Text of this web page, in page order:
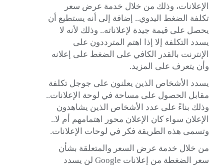
الإعلانات، وذلك من خلال خدمة عرض سعر
تكلفة الضغط اليدوي.. إضافة إلى أنه يستطيع أن
يحصل على قيمة جيدة لإعلاناته.. وذلك لأنه لا
يسدد التكلفة إلا إذا اهتم المترددون على
الإنترنت بالقدر الكافي على الضغط على إعلانه
وأن يتعرف على المزيد.
يسدد الأشخاص الذين يعلنون على جوجل تكلفة
مقابل الحصول على مساحة في لوحة الإعلانات..
وذلك بناءً على عدد الأشخاص الذين يشاهدون
الإعلان سواء كان الإعلان محور اهتمامهم أم لا..
وتسمى هذه الطريقة فكر في لوحات الإعلانات.
من خلال خدمة عرض السعر والمتعلقة بشأن
سعر الضغطة من إعلانات Google
لن يسدد